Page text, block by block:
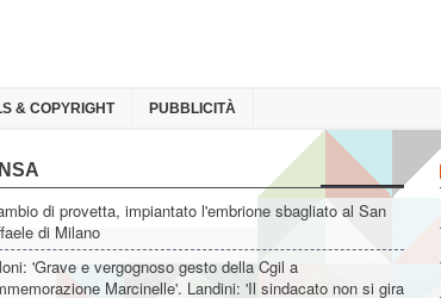
& COPYRIGHT PUBBLICITÀ
di provetta, impiantato l'embrione sbagliato al San
di Milano
'Grave e vergognoso gesto della Cgil a
Marcinelle'. Landini: 'Il sindacato non si gira